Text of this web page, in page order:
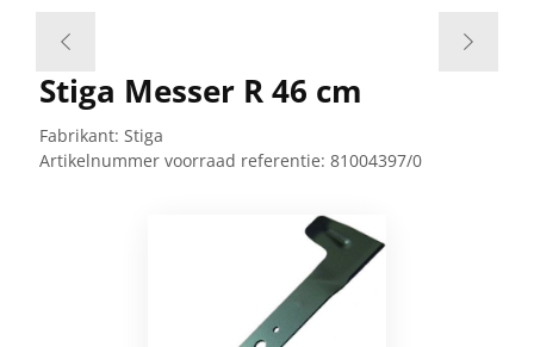
Stiga Messer R 46 cm
Fabrikant: Stiga
Artikelnummer voorraad referentie: 81004397/0